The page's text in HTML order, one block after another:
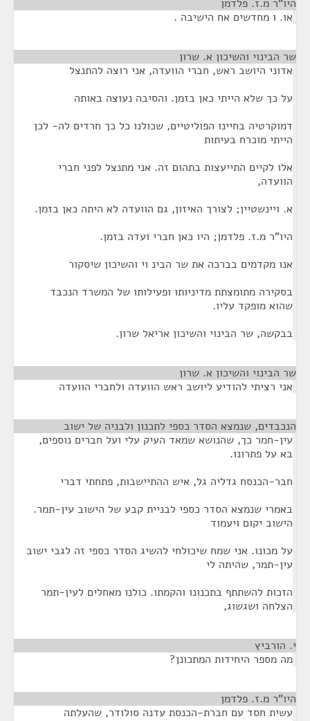
היו"ר מ.ז. פלדמן
או. ו מחדשים אח הישיבה .
שר הבינוי והשיכון א. שרון
אדוני היושב ראש, חברי הוועדה, אני רוצה להתנצל
על כך שלא הייתי כאן בזמן. והסיבה נעוצה באותה
דמוקרטיה בחיינו הפוליטיים, שכולנו כל כך חרדים לה- לכן
הייתי מוכרח בעיתות
אלו לקיים התייעצות בתהום זה. אני מתנצל לפני חברי
הוועדה,
א. ויינשטיין; לצורך האיזון, גם הוועדה לא היתה כאן בזמן.
היו"ר מ.ז. פלדמן; היו כאן חברי ועדה בזמן.
אנו מקדמים בברכה את שר הבינ וי והשיכון שיסקור
בסקירה מתומצתת מדיניותו ופעילותו של המשרד הנכבד
שהוא מופקד עליו.
בבקשה, שר הבינוי והשיכון אריאל שרון.
שר הבינוי והשיכון א. שרון
אני רציתי להודיע ליושב ראש הוועדה ולחברי הוועדה
הנכבדים, שנמצא הסדר כספי לתכנון ולבניה של ישוב
עין-חמר כך, שהנושא שמאד העיק עלי ועל חברים נוספים,
בא על פתרונו.
חבר-הכנסח גדליה גל, איש ההתיישבות, פתחתי דברי
באמרי שנמצא הסדר כספי לבניית קבע של הישוב עין-תמר.
הישוב יקום ויעמוד
על מכונו. אני שמח שיכולחי להשיג הסדר כספי זה לגבי ישוב
עין-תמר, שהיתה לי
הזכות להשתתף בתכנונו והקמתו. כולנו מאחלים לעין-תמר
הצלחה ושגשוג,
י. הורביץ
מה מספר היחידות המתכונן?
היו"ר מ.ז. פלדמן
עשית חסד עם חברת-הכנסת עדנה סולודר, שהעלתה